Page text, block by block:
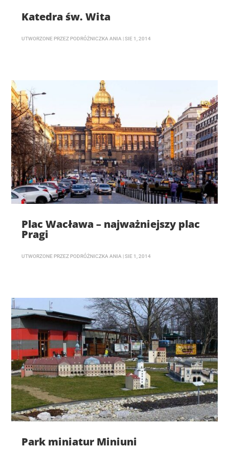
Katedra św. Wita
UTWORZONE PRZEZ PODRÓŻNICZKA ANIA |SIE 1, 2014
Plac Wacława – najważniejszy plac
Pragi
UTWORZONE PRZEZ PODRÓŻNICZKA ANIA |SIE 1, 2014
Park miniatur Miniuni